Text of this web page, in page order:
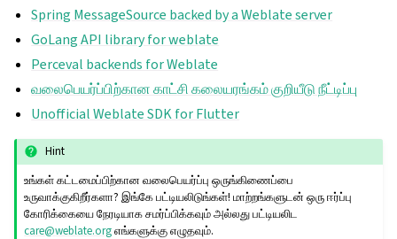
Spring MessageSource backed by a Weblate server
GoLang API library for weblate
Perceval backends for Weblate
வலைபெயர்ப்பிற்கான காட்சி கலையரங்கம் குறியீடு நீட்டிப்பு
Unofficial Weblate SDK for Flutter
Hint
உங்கள் கட்டமைப்பிற்கான வலைபெயர்ப்பு ஒருங்கிணைப்பை
உருவாக்குகிறீர்களா? இங்கே பட்டியலிடுங்கள்! மாற்றங்களுடன் ஒரு ஈர்ப்பு
கோரிக்கையை நேரடியாக சமர்ப்பிக்கவும் அல்லது பட்டியலிட
care@weblate.orgஎங்களுக்கு எழுதவும்.